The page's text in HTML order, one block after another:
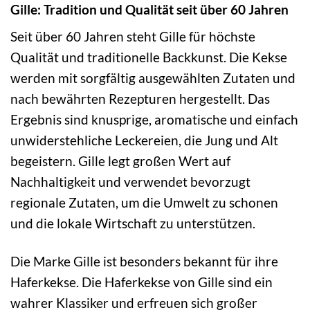
Gille: Tradition und Qualität seit über 60 Jahren
Seit über 60 Jahren steht Gille für höchste
Qualität und traditionelle Backkunst. Die Kekse
werden mit sorgfältig ausgewählten Zutaten und
nach bewährten Rezepturen hergestellt. Das
Ergebnis sind knusprige, aromatische und einfach
unwiderstehliche Leckereien, die Jung und Alt
begeistern. Gille legt großen Wert auf
Nachhaltigkeit und verwendet bevorzugt
regionale Zutaten, um die Umwelt zu schonen
und die lokale Wirtschaft zu unterstützen.
Die Marke Gille ist besonders bekannt für ihre
Haferkekse. Die Haferkekse von Gille sind ein
wahrer Klassiker und erfreuen sich großer